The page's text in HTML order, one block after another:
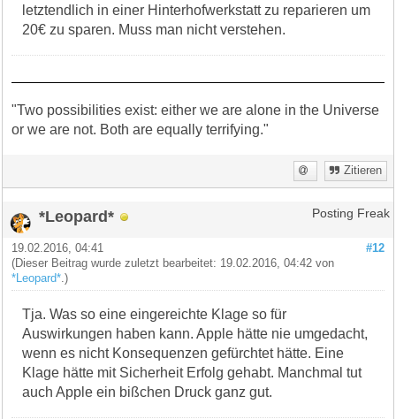
letztendlich in einer Hinterhofwerkstatt zu reparieren um
20€ zu sparen. Muss man nicht verstehen.
"Two possibilities exist: either we are alone in the Universe
or we are not. Both are equally terrifying."
Zitieren
*Leopard* Posting Freak
#12
19.02.2016, 04:41
(Dieser Beitrag wurde zuletzt bearbeitet: 19.02.2016, 04:42 von
*Leopard*.)
Tja. Was so eine eingereichte Klage so für
Auswirkungen haben kann. Apple hätte nie umgedacht,
wenn es nicht Konsequenzen gefürchtet hätte. Eine
Klage hätte mit Sicherheit Erfolg gehabt. Manchmal tut
auch Apple ein bißchen Druck ganz gut.